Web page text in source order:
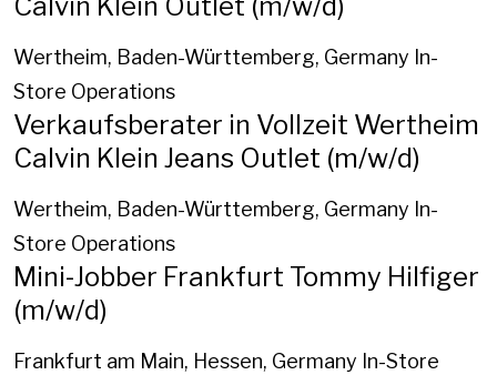
Calvin Klein Outlet (m/w/d)
Wertheim, Baden-Württemberg, Germany In-
Store Operations
Verkaufsberater in Vollzeit Wertheim
Calvin Klein Jeans Outlet (m/w/d)
Wertheim, Baden-Württemberg, Germany In-
Store Operations
Mini-Jobber Frankfurt Tommy Hilfiger
(m/w/d)
Frankfurt am Main, Hessen, Germany In-Store